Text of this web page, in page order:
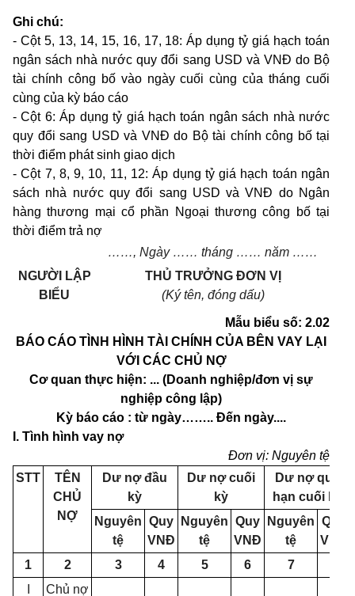
Ghi chú:
- Cột 5, 13, 14, 15, 16, 17, 18: Áp dụng tỷgiá hạch toán
ngân sách nhà nước quy đổi sang USD và VNĐ do Bộ
tài chính công bố vào ngày cuối cùng của tháng cuối
cùng của kỳ báo cáo
- Cột 6: Áp dụng tỷ giá hạch toán ngân sách nhà nước
quy đổi sang USD và VNĐ do Bộ tài chính công bố tại
thời điểm phát sinh giao dịch
- Cột 7, 8, 9, 10, 11, 12: Áp dụng tỷgiá hạch toán ngân
sách nhà nước quy đổi sang USD và VNĐ do Ngân
hàng thương mại cổ phần Ngoại thương công bố tại
thời điểm trả nợ
……, Ngày…… tháng …… năm ……
NGƯỜI LẬP
BIỂU
THỦ TRƯỞNG ĐƠN VỊ
(Ký tên, đóng dấu)
Mẫu biểu số: 2.02
BÁO CÁO TÌNH HÌNH TÀI CHÍNH CỦA BÊN VAY LẠI
VỚI CÁC CHỦ NỢ
Cơ quan thực hiện: ... (Doanh nghiệp/đơn vị sự
nghiệp công lập)
Kỳ báo cáo : từ ngày…….. Đến ngày....
I. Tình hình vay nợ
Đơn vị: Nguyên tệ
STT
TÊN
CHỦ
NỢ
Dư nợ đầu
kỳ
Dư nợ cuối
kỳ
Dư nợ quá
hạn cuối kỳ
Nguyên
tệ
Quy
VNĐ
Nguyên
tệ
Quy
VNĐ
Nguyên
tệ
Quy
VNĐ
1
2 3 4 5 6 7
Chủ nợ